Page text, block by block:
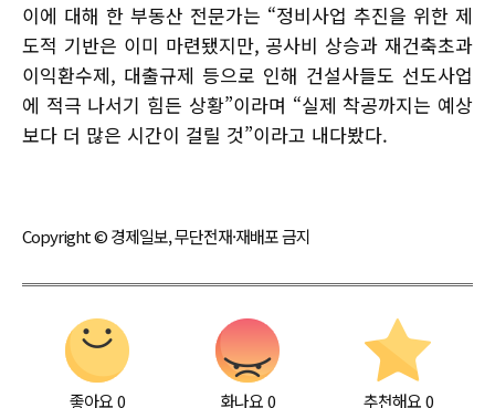
이에 대해 한 부동산 전문가는 “정비사업 추진을 위한 제
도적 기반은 이미 마련됐지만, 공사비 상승과 재건축초과
이익환수제, 대출규제 등으로 인해 건설사들도 선도사업
에 적극 나서기 힘든 상황”이라며 “실제 착공까지는 예상
보다 더 많은 시간이 걸릴 것”이라고 내다봤다.
Copyright © 경제일보, 무단전재·재배포 금지
좋아요0 화나요0 추천해요 0